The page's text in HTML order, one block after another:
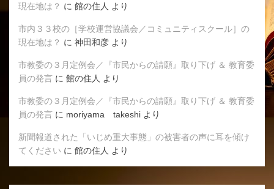
現在地は？ に 館の住人 より
市内３３校の［学校運営協議会／コミュニティスクール］の
現在地は？ に 神田和彦 より
市教委の３月定例会／『市民からの請願』取り下げ ＆ 教育委
員の発言 に 館の住人 より
市教委の３月定例会／『市民からの請願』取り下げ ＆ 教育委
員の発言 に moriyama takeshi より
新聞報道された「いじめ重大事態」の被害者の声に耳を傾け
てください に 館の住人 より